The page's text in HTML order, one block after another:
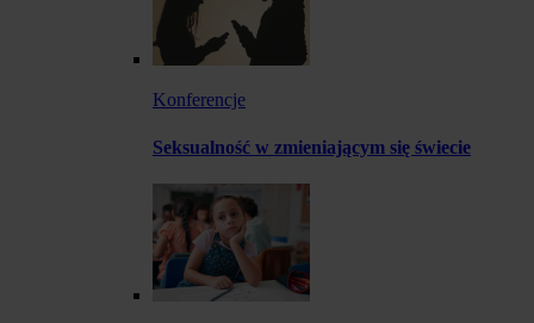
Konferencje
Seksualność w zmieniającym się świecie